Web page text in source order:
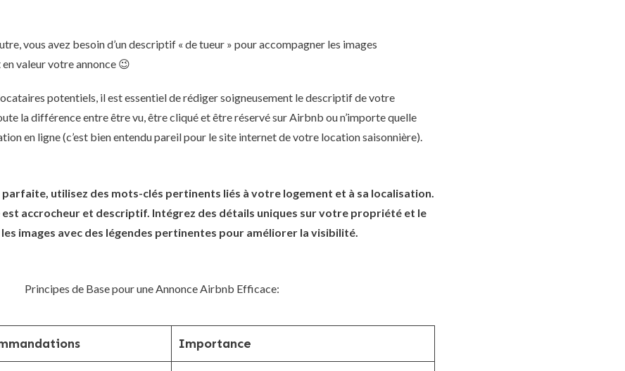
vous avez besoin d’un descriptif « de tueur » pour accompagner les images
valeur votre annonce 😉
potentiels, il est essentiel de rédiger soigneusement le descriptif de votre
la différence entre être vu, être cliqué et être réservé sur Airbnb ou n’importe quelle
en ligne (c’est bien entendu pareil pour le site internet de votre location saisonnière).
parfaite, utilisez des mots-clés pertinents liés à votre logement et à sa localisation.
accrocheur et descriptif. Intégrez des détails uniques sur votre propriété et le
images avec des légendes pertinentes pour améliorer la visibilité.
Principes de Base pour une Annonce Airbnb Efficace:
Importance